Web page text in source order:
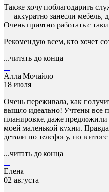
Также хочу поблагодарить
— аккуратно занесли мебель,
Очень приятно работать с
Рекомендую всем, кто хочет
...читать до конца
Алла Мочайло
18 июля
Очень переживала, как
вышло идеально! Учтены все
планировке, даже
моей маленькой кухни.
детали по телефону, но в
...читать до конца
Елена
02 августа